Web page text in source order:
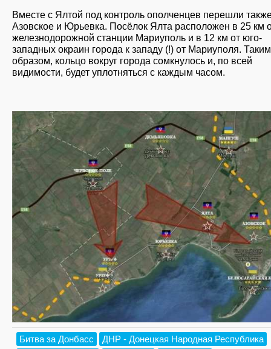
Вместе с Ялтой под контроль ополченцев перешли
Азовское и Юрьевка. Посёлок Ялта расположен в 25 км
железнодорожной станции Мариуполь и в 12 км от юго-
западных окраин города к западу (!) от Мариуполя. Таким
образом, кольцо вокруг города сомкнулось и, по всей
видимости, будет уплотняться с каждым часом.
Битва за Донбасс
ДНР - Донецкая Народная Республика